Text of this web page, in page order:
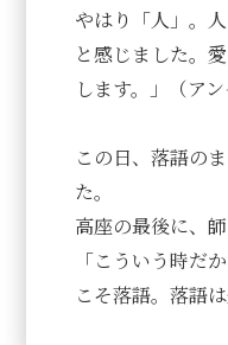
やはり「人」。
と感じました。
します。」（アン
この日、落語の
た。
高座の最後に、
「こういう時だ
こそ落語。落語